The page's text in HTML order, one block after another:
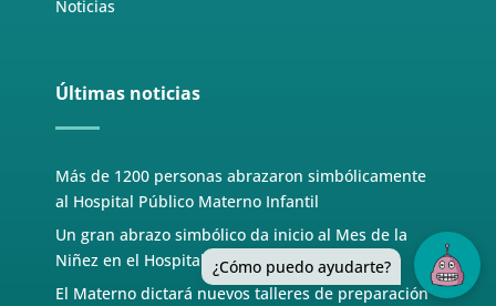
Noticias
Últimas noticias
Más de 1200 personas abrazaron simbólicamente
al Hospital Público Materno Infantil
Un gran abrazo simbólico da inicio al Mes de la
Niñez en el Hospital Materno Infantil
El Materno dictará nuevos talleres de preparación
¿Cómo puedo ayudarte?